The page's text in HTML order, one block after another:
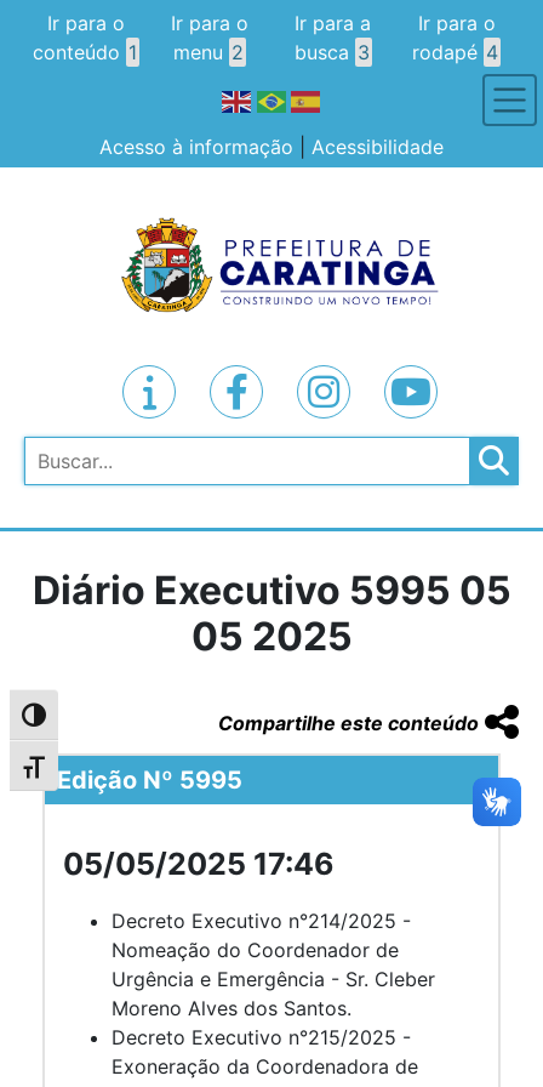
Alternar alto contraste
Alternar tamanho da fonte
Ir para o
conteúdo 1
Ir para o
menu 2
Ir para a
busca 3
Ir para o
rodapé 4
Acesso à informação Acessibilidade
Pesquisar
Diário Executivo 5995 05
05 2025
Compartilhe este conteúdo
Edição Nº 5995
05/05/2025 17:46
Decreto Executivo n°214/2025 -
Nomeação do Coordenador de
Urgência e Emergência - Sr. Cleber
Moreno Alves dos Santos.
Decreto Executivo n°215/2025 -
Exoneração da Coordenadora de